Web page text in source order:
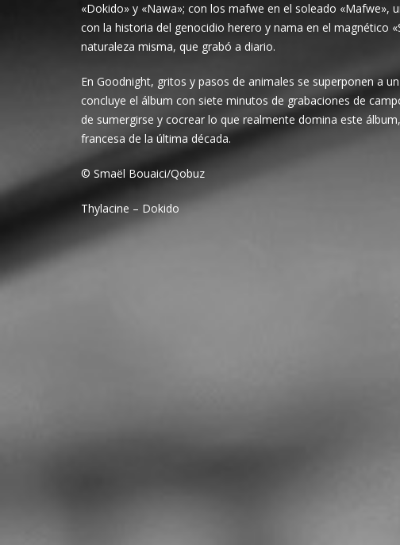
«Dokido» y «Nawa»; con los mafwe en el soleado
con la historia del genocidio herero y nama en el magnético
naturaleza misma, que grabó a diario.
En Goodnight, gritos y pasos de animales se superponen a
concluye el álbum con siete minutos de grabaciones de
de sumergirse y cocrear lo que realmente domina este
francesa de la última década.
© Smaël Bouaici/Qobuz
Thylacine – Dokido